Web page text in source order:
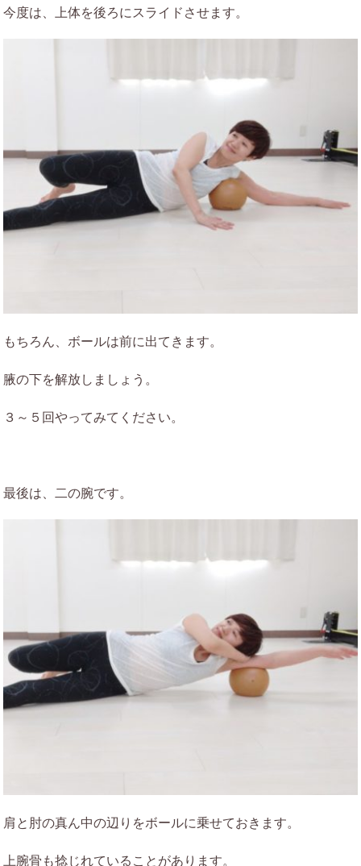
今度は、上体を後ろにスライドさせます。
もちろん、ボールは前に出てきます。
腋の下を解放しましょう。
３～５回やってみてください。
最後は、二の腕です。
肩と肘の真ん中の辺りをボールに乗せておきます。
上腕骨も捻じれていることがあります。